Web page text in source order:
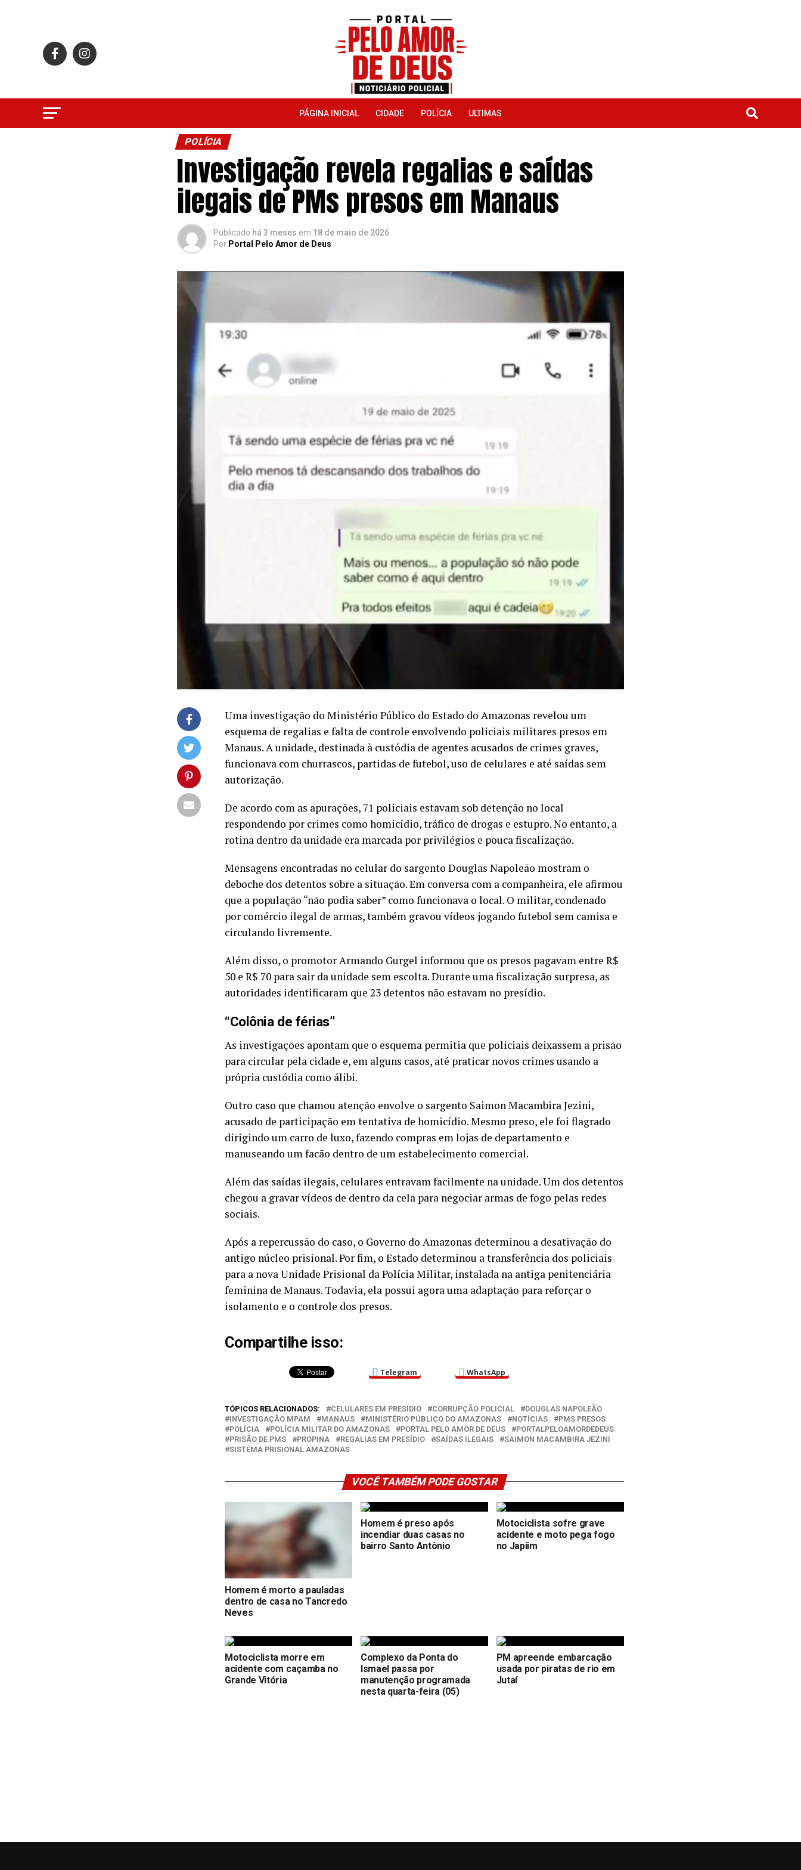
PÁGINA INICIAL CIDADE POLÍCIA ULTIMAS
POLÍCIA
Investigação revela regalias e saídas
ilegais de PMs presos em Manaus
Publicado há 3 meses em 18 de maio de 2026
Por Portal Pelo Amor de Deus
Uma investigação do Ministério Público do Estado do Amazonas revelou um
esquema de regalias e falta de controle envolvendo policiais militares presos em
Manaus. A unidade, destinada à custódia de agentes acusados de crimes graves,
funcionava com churrascos, partidas de futebol, uso de celulares e até saídas sem
autorização.
De acordo com as apurações, 71 policiais estavam sob detenção no local
respondendo por crimes como homicídio, tráfico de drogas e estupro. No entanto, a
rotina dentro da unidade era marcada por privilégios e pouca fiscalização.
Mensagens encontradas no celular do sargento Douglas Napoleão mostram o
deboche dos detentos sobre a situação. Em conversa com a companheira, ele afirmou
que a população “não podia saber” como funcionava o local. O militar, condenado
por comércio ilegal de armas, também gravou vídeos jogando futebol sem camisa e
circulando livremente.
Além disso, o promotor Armando Gurgel informou que os presos pagavam entre R$
50 e R$ 70 para sair da unidade sem escolta. Durante uma fiscalização surpresa, as
autoridades identificaram que 23 detentos não estavam no presídio.
“Colônia de férias”
As investigações apontam que o esquema permitia que policiais deixassem a prisão
para circular pela cidade e, em alguns casos, até praticar novos crimes usando a
própria custódia como álibi.
Outro caso que chamou atenção envolve o sargento Saimon Macambira Jezini,
acusado de participação em tentativa de homicídio. Mesmo preso, ele foi flagrado
dirigindo um carro de luxo, fazendo compras em lojas de departamento e
manuseando um facão dentro de um estabelecimento comercial.
Além das saídas ilegais, celulares entravam facilmente na unidade. Um dos detentos
chegou a gravar vídeos de dentro da cela para negociar armas de fogo pelas redes
sociais.
Após a repercussão do caso, o Governo do Amazonas determinou a desativação do
antigo núcleo prisional. Por fim, o Estado determinou a transferência dos policiais
para a nova Unidade Prisional da Polícia Militar, instalada na antiga penitenciária
feminina de Manaus. Todavia, ela possui agora uma adaptação para reforçar o
isolamento e o controle dos presos.
Compartilhe isso:
Telegram WhatsApp
TÓPICOS RELACIONADOS: CELULARES EM PRESÍDIO CORRUPÇÃO POLICIAL
DOUGLAS NAPOLEÃO
INVESTIGAÇÃO MPAM
MANAUS MINISTÉRIO PÚBLICO DO AMAZONAS NOTÍCIAS
PMS PRESOS
POLÍCIA
POLÍCIA MILITAR DO AMAZONAS PORTAL PELO AMOR DE DEUS
PORTALPELOAMORDEDEUS
PRISÃO DE PMS
PROPINA REGALIAS EM PRESÍDIO SAÍDAS ILEGAIS
SAIMON MACAMBIRA JEZINI
SISTEMA PRISIONAL AMAZONAS
VOCÊ TAMBÉM PODE GOSTAR
Homem é morto a pauladas
dentro de casa no Tancredo
Neves
Homem é preso após
incendiar duas casas no
bairro Santo Antônio
Motociclista sofre grave
acidente e moto pega fogo
no Japiim
Motociclista morre em
acidente com caçamba no
Grande Vitória
Complexo da Ponta do
Ismael passa por
manutenção programada
nesta quarta-feira (05)
PM apreende embarcação
usada por piratas de rio em
Jutaí